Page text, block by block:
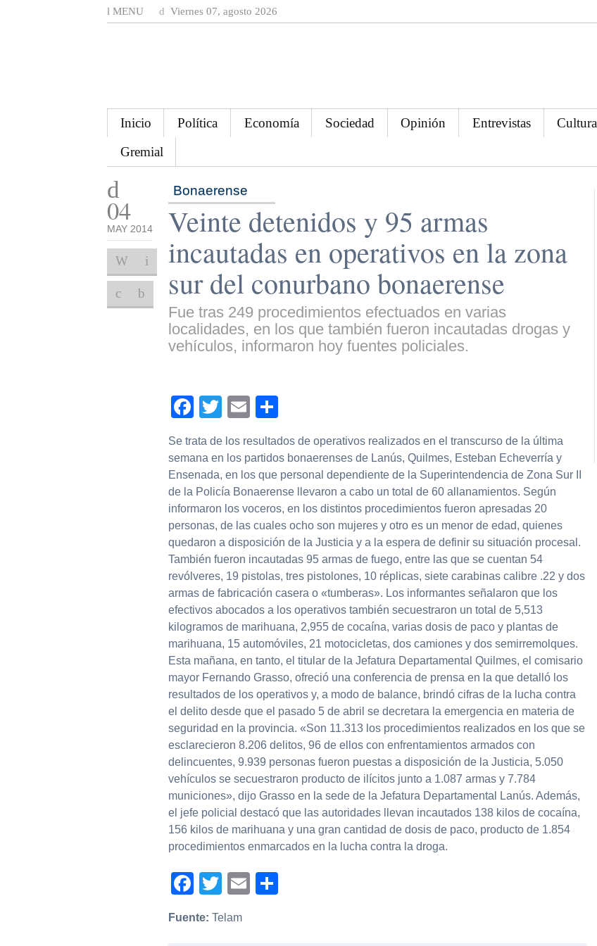
MENU Viernes 07, agosto 2026
Inicio Política Economía Sociedad Opinión Entrevistas Cultura
Gremial
04
MAY 2014
Bonaerense
Veinte detenidos y 95 armas
incautadas en operativos en la zona
sur del conurbano bonaerense
Fue tras 249 procedimientos efectuados en varias
localidades, en los que también fueron incautadas drogas y
vehículos, informaron hoy fuentes policiales.
Facebook
TwitterEmail
Se trata de los resultados de operativos realizados en el transcurso de la última
semana en los partidos bonaerenses de Lanús, Quilmes, Esteban Echeverría y
Ensenada, en los que personal dependiente de la Superintendencia de Zona Sur II
de la Policía Bonaerense llevaron a cabo un total de 60 allanamientos. Según
informaron los voceros, en los distintos procedimientos fueron apresadas 20
personas, de las cuales ocho son mujeres y otro es un menor de edad, quienes
quedaron a disposición de la Justicia y a la espera de definir su situación procesal.
También fueron incautadas 95 armas de fuego, entre las que se cuentan 54
revólveres, 19 pistolas, tres pistolones, 10 réplicas, siete carabinas calibre .22 y dos
armas de fabricación casera o «tumberas». Los informantes señalaron que los
efectivos abocados a los operativos también secuestraron un total de 5,513
kilogramos de marihuana, 2,955 de cocaína, varias dosis de paco y plantas de
marihuana, 15 automóviles, 21 motocicletas, dos camiones y dos semirremolques.
Esta mañana, en tanto, el titular de la Jefatura Departamental Quilmes, el comisario
mayor Fernando Grasso, ofreció una conferencia de prensa en la que detalló los
resultados de los operativos y, a modo de balance, brindó cifras de la lucha contra
el delito desde que el pasado 5 de abril se decretara la emergencia en materia de
seguridad en la provincia. «Son 11.313 los procedimientos realizados en los que se
esclarecieron 8.206 delitos, 96 de ellos con enfrentamientos armados con
delincuentes, 9.939 personas fueron puestas a disposición de la Justicia, 5.050
vehículos se secuestraron producto de ilícitos junto a 1.087 armas y 7.784
municiones», dijo Grasso en la sede de la Jefatura Departamental Lanús. Además,
el jefe policial destacó que las autoridades llevan incautados 138 kilos de cocaína,
156 kilos de marihuana y una gran cantidad de dosis de paco, producto de 1.854
procedimientos enmarcados en la lucha contra la droga.
Facebook
TwitterEmail
Fuente: Telam